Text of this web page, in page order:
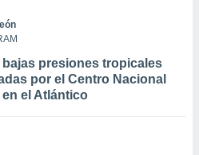
bajas presiones tropicales
por el Centro Nacional
el Atlántico